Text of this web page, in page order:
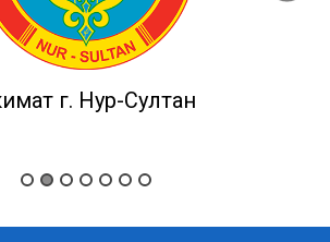
г. Нур-Султан